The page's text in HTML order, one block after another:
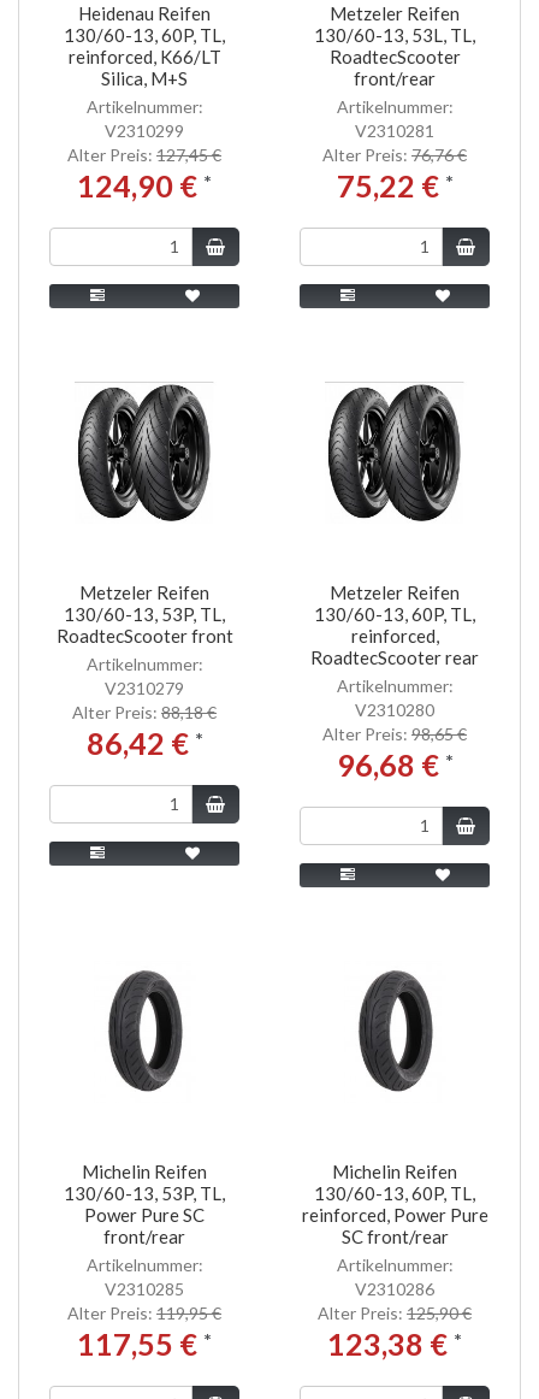
Heidenau Reifen
130/60-13, 60P, TL,
reinforced, K66/LT
Silica, M+S
Artikelnummer:
V2310299
Alter Preis: 127,45 €
124,90 € *
Metzeler Reifen
130/60-13, 53L, TL,
RoadtecScooter
front/rear
Artikelnummer:
V2310281
Alter Preis: 76,76 €
75,22 € *
Metzeler Reifen
130/60-13, 53P, TL,
RoadtecScooter front
Artikelnummer:
V2310279
Alter Preis: 88,18 €
86,42 € *
Metzeler Reifen
130/60-13, 60P, TL,
reinforced,
RoadtecScooter rear
Artikelnummer:
V2310280
Alter Preis: 98,65 €
96,68 € *
Michelin Reifen
130/60-13, 53P, TL,
Power Pure SC
front/rear
Artikelnummer:
V2310285
Alter Preis: 119,95 €
117,55 € *
Michelin Reifen
130/60-13, 60P, TL,
reinforced, Power Pure
SC front/rear
Artikelnummer:
V2310286
Alter Preis: 125,90 €
123,38 € *